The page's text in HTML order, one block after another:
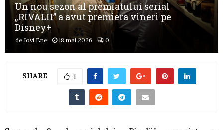
Un nou sezon al premiatului serial
„RIVALII” a avut premiera vineri pe
Disney+
deJovi Ene 18 mai 2026 0
SHARE 1